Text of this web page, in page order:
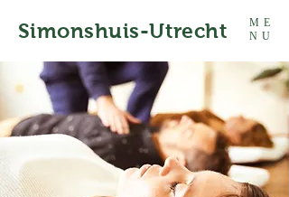
ME
NU
Simonshuis-Utrecht